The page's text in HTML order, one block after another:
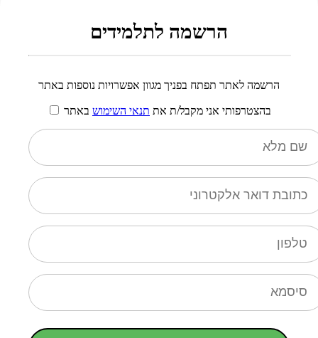
הרשמה לתלמידים
הרשמה לאתר תפתח בפניך מגוון אפשרויות נוספות באתר
בהצטרפותי אני מקבל/ת את תנאי השימוש באתר